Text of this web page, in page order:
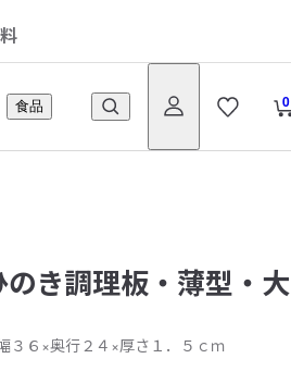
0
食品
のき調理板・薄型・大
３６×奥行２４×厚さ１．５ｃｍ